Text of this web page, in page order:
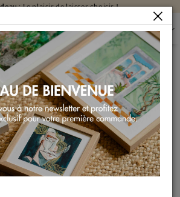
: Le plaisir de laisser choisir !
PAR FORMAT
PEINTURES PETIT FORMAT
Morales Géraldine | Tableau Figuratif
Acrylique